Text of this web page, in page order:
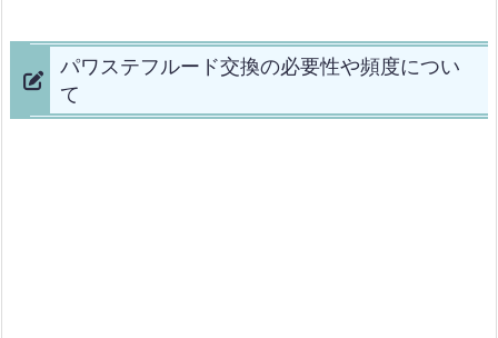
パワステフルード交換の必要性や頻度につい
て